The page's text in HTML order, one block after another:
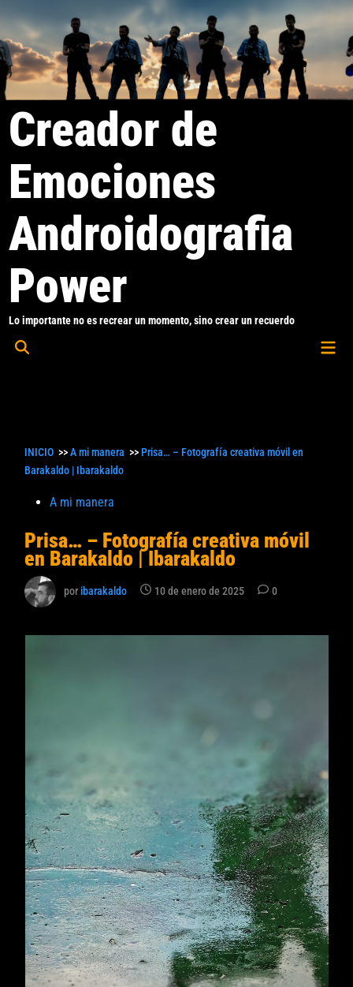
al
contenido
Creador de
Emociones
Androidografia
Power
Lo importante no es recrear un momento, sino crear un recuerdo
Abrir
INICIO >>A mi manera >> Prisa… – Fotografía creativa móvil en
Barakaldo | Ibarakaldo
Publicado
A mi manera
Prisa… – Fotografía creativa móvil
en Barakaldo | Ibarakaldo
poribarakaldo 10 de enero de 2025 0